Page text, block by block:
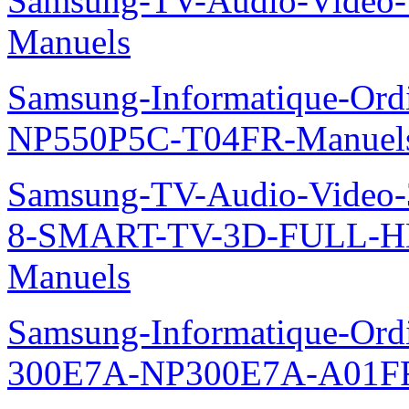
Manuels
Samsung-Informatique-
NP550P5C-T04FR-
Samsung-TV-Audio-
8-SMART-TV-3D-FULL-
Manuels
Samsung-Informatique-
300E7A-NP300E7A-